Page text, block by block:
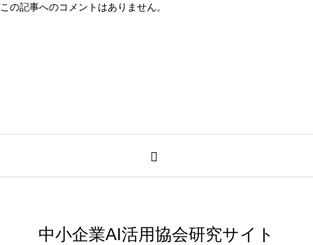
この記事へのコメントはありません。
中小企業AI活用協会研究サイト